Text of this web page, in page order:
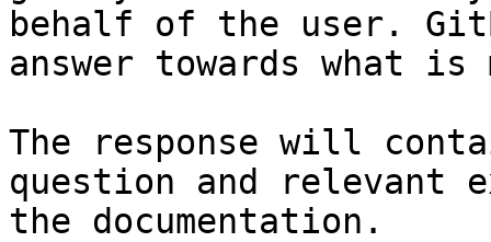
behalf of the user.
answer towards what
The response will
question and relevant
the documentation.